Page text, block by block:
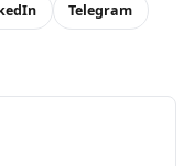
Telegram